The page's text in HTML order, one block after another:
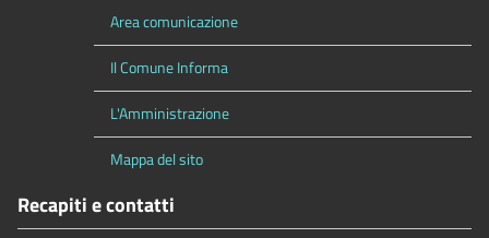
Area comunicazione
Il Comune Informa
L'Amministrazione
Mappa del sito
Recapiti e contatti